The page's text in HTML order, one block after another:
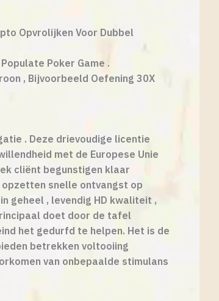
Opvrolijken Voor Dubbel
Poker Game .
, Bijvoorbeeld Oefening 30X
. Deze drievoudige licentie
met de Europese Unie
cliënt begunstigen klaar
snelle ontvangst op
geheel , levendig HD kwaliteit ,
doet door de tafel
het gedurfd te helpen. Het is de
betrekken voltooiing
van onbepaalde stimulans